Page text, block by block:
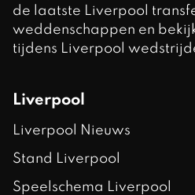
de laatste Liverpool
weddenschappen en
tijdens Liverpool
Liverpool
Liverpool Nieuws
Stand Liverpool
Speelschema Liverpool